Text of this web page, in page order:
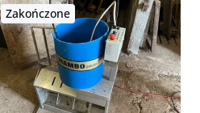
Zakończone